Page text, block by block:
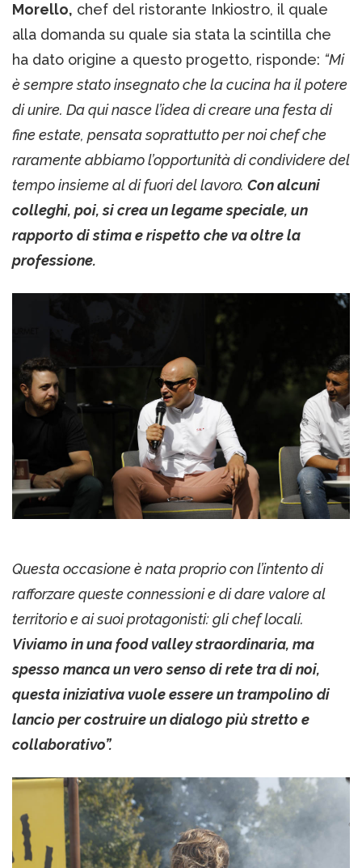
Morello, chef del ristorante Inkiostro, il quale
alla domanda su quale sia stata la scintilla che
ha dato origine a questo progetto, risponde: “Mi
è sempre stato insegnato che la cucina ha il potere
di unire. Da qui nasce l’idea di creare una festa di
fine estate, pensata soprattutto per noi chef che
raramente abbiamo l’opportunità di condividere del
tempo insieme al di fuori del lavoro. Con alcuni
colleghi, poi, si crea un legame speciale, un
rapporto di stima e rispetto che va oltre la
professione.
Questa occasione è nata proprio con l’intento di
rafforzare queste connessioni e di dare valore al
territorio e ai suoi protagonisti: gli chef locali.
Viviamo in una food valley straordinaria, ma
spesso manca un vero senso di rete tra di noi,
questa iniziativa vuole essere un trampolino di
lancio per costruire un dialogo più stretto e
collaborativo”.